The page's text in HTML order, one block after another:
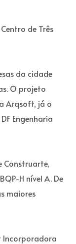
de Três
da cidade
O projeto
Arqsoft, já o
Engenharia
Construarte,
H nível A. De
maiores
Incorporadora